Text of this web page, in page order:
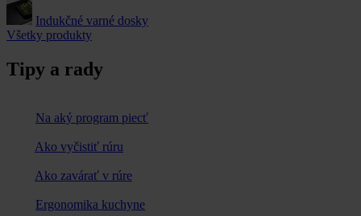
Indukčné varné dosky
Všetky produkty
Tipy a rady
Na aký program piecť
Ako vyčistiť rúru
Ako zavárať v rúre
Ergonomika kuchyne